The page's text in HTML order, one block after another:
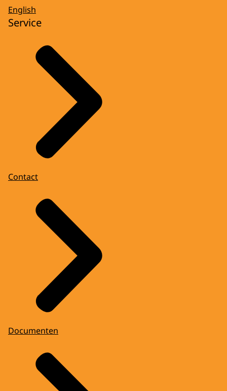
English
Service
Contact
Documenten